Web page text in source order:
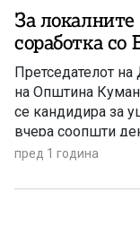
За
соработка
Претседателот
на Општина
се кандидира за
вчера соопшти
градови ЗНАМ ќе
едните или
пред 1 година